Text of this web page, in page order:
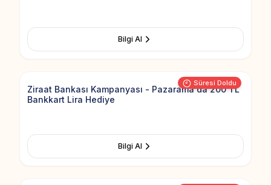
Bilgi Al
Süresi Doldu
Add to
Ziraat Bankası Kampanyası - Pazarama'da 200 TL
Bankkart Lira Hediye
Bilgi Al
Add to